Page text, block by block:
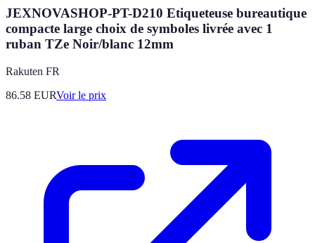
JEXNOVASHOP-PT-D210 Etiqueteuse bureautique
compacte large choix de symboles livrée avec 1
ruban TZe Noir/blanc 12mm
Rakuten FR
86.58 EURVoir le prix